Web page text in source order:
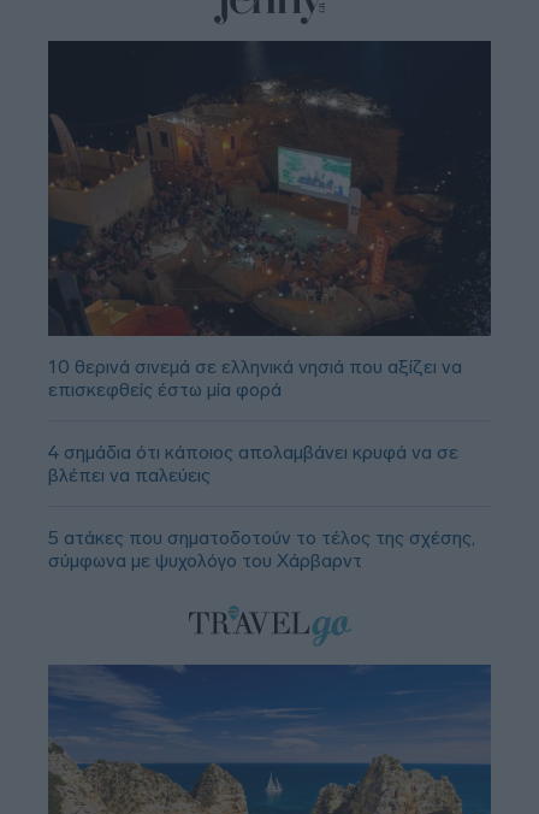
10 θερινά σινεμά σε ελληνικά νησιά που αξίζει να
επισκεφθείς έστω μία φορά
4 σημάδια ότι κάποιος απολαμβάνει κρυφά να σε
βλέπει να παλεύεις
5 ατάκες που σηματοδοτούν το τέλος της σχέσης,
σύμφωνα με ψυχολόγο του Χάρβαρντ